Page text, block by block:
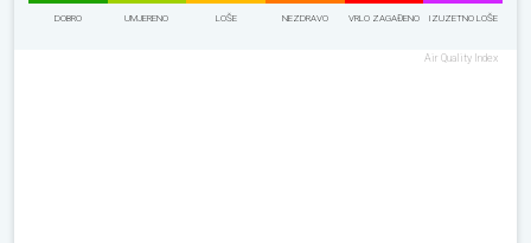
DOBRO UMJERENO LOŠE NEZDRAVO VRLO ZAGAĐENO IZUZETNO LOŠE
Air Quality Index